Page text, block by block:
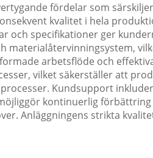
fördelar som
kvalitet i hela
och specifikationer ger
materialåtervinningsystem,
arbetsflöde och
vilket säkerställer att
Kundsupport
kontinuerlig
Anläggningens strikta